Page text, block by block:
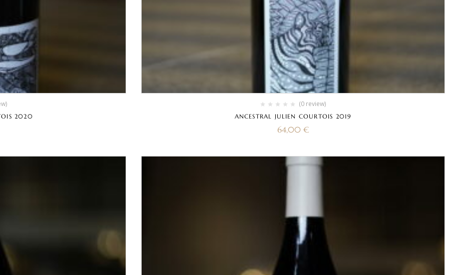
2020
(0 review)
ANCESTRAL JULIEN COURTOIS 2019
64,00 €